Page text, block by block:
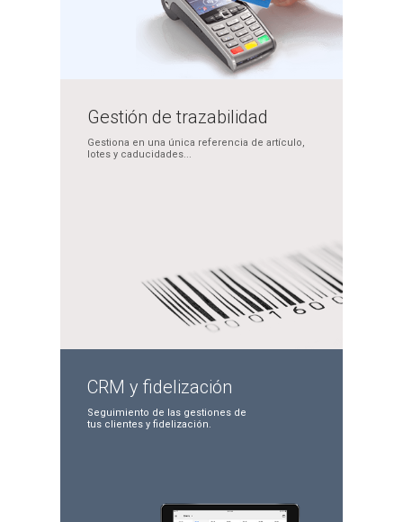
Gestión detrazabilidad
Gestiona en una única referencia de artículo,
lotes y caducidades...
CRM y fidelización
Seguimiento de las gestiones de
tus clientesy fidelización.